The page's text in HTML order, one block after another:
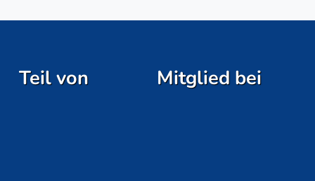
Teil von Mitglied bei